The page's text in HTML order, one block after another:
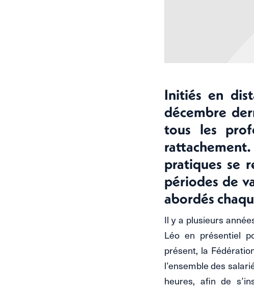
Initiés en
décembre
tous les
pratiques se
périodes de
abordés
Il y a plusieurs
Léo en présentiel
présent, la
l’ensemble des
heures, afin de